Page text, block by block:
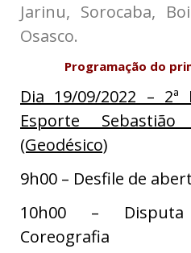
Jarinu, Sorocaba,
Osasco.
Programação do
Dia 19/09/2022 – 2ª
Esporte
(Geodésico)
9h00 – Desfile de
10h00 –
Coreografia